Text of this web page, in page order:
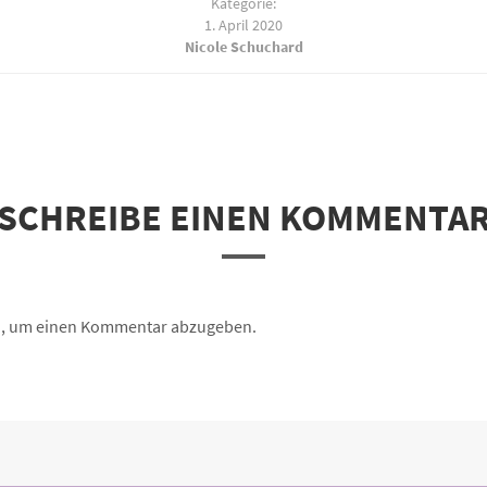
1. April 2020
Nicole Schuchard
EINEN
um einen Kommentar abzugeben.